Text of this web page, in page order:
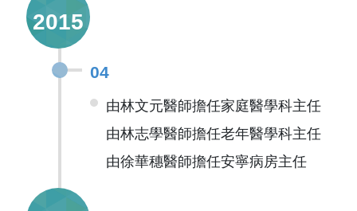
2015
04
由林文元醫師擔任家庭醫學科主任
由林志學醫師擔任老年醫學科主任
由徐華穗醫師擔任安寧病房主任